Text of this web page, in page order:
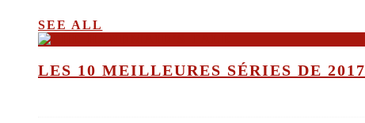
SEE ALL
LES 10 MEILLEURES SÉRIES DE 2017